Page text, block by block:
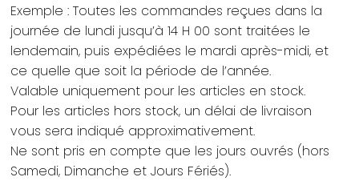
Exemple : Toutes les commandes reçues dans la
journée de lundi jusqu’à 14 H 00 sont traitées le
lendemain, puis expédiées le mardi après-midi, et
ce quelle que soit la période de l’année.
Valable uniquement pour les articles en stock.
Pour les articles hors stock, un délai de livraison
vous sera indiqué approximativement.
Ne sont pris en compte que les jours ouvrés (hors
Samedi, Dimanche et Jours Fériés).